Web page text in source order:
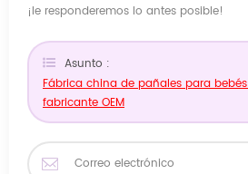
¡le responderemos lo antes posible!
Asunto :
Fábrica china de pañales para
fabricante OEM